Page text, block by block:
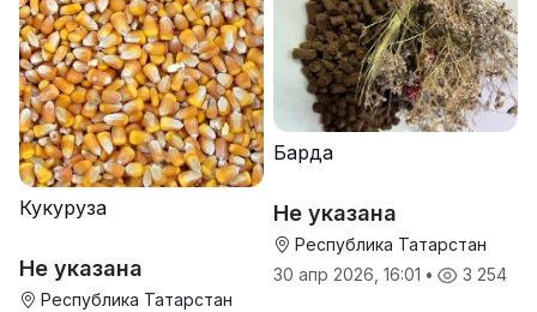
Кукуруза
Не указана
Республика Татарстан
Барда
Не указана
Республика Татарстан
30 апр 2026, 16:01 • 3 254